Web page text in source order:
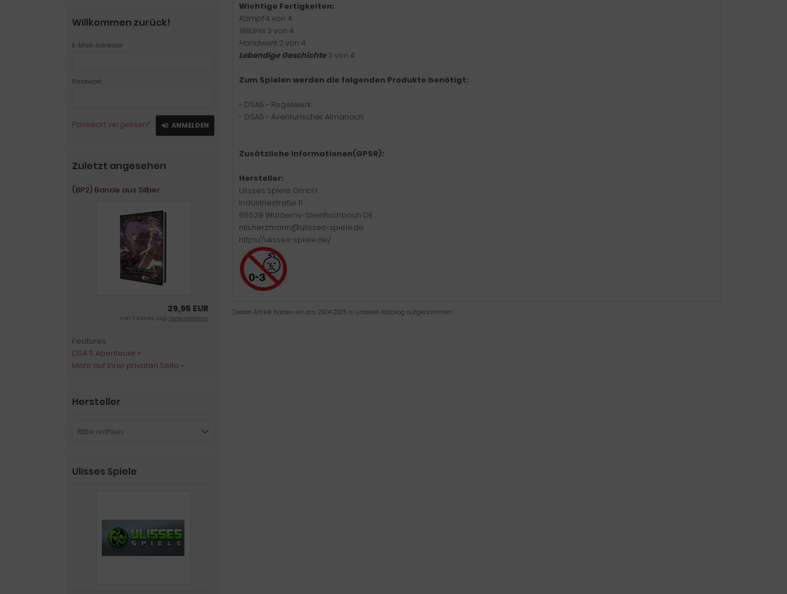
Wichtige Fertigkeiten:
Kampf4 von 4
Wildnis 3 von 4
Handwerk2 von 4
Lebendige Geschichte3 von 4
Zum Spielen werden die folgenden Produkte benötigt:
- DSA5 - Regelwerk
- DSA5 - Aventurischer Almanach
Zusätzliche Informationen(GPSR):
Hersteller:
Ulisses Spiele GmbH
Industriestraße 11
65529 Waldems-Steinfischbach DE
nils.herzmann@ulisses-spiele.de
https://ulisses-spiele.de/
Diesen Artikel haben wir am 29.04.2025 in unseren Katalog aufgenommen.
Willkommen zurück!
E-Mail-Adresse:
Passwort:
Passwort vergessen? ANMELDEN
Zuletzt angesehen
(BP2) Bande aus Silber
29,95 EUR
inkl. 7 % MwSt. zzgl.Versandkosten
Features:
DSA 5 Abenteuer »
Mehr auf Ihrer privaten Seite »
Hersteller
Bitte wählen
Ulisses Spiele